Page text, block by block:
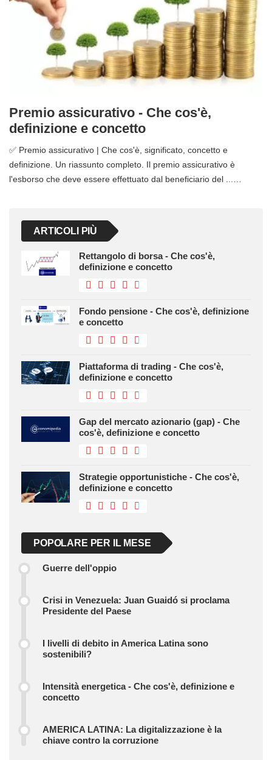
Premio assicurativo - Che cos'è,
definizione e concetto
✅ Premio assicurativo | Che cos'è, significato, concetto e
definizione. Un riassunto completo. Il premio assicurativo è
l'esborso che deve essere effettuato dal beneficiario del ...…
ARTICOLI PIÙ
Rettangolo di borsa - Che cos'è,
definizione e concetto
Fondo pensione - Che cos'è, definizione
e concetto
Piattaforma di trading - Che cos'è,
definizione e concetto
Gap del mercato azionario (gap) - Che
cos'è, definizione e concetto
Strategie opportunistiche - Che cos'è,
definizione e concetto
POPOLARE PER IL MESE
Guerre dell'oppio
Crisi in Venezuela: Juan Guaidó si proclama
Presidente del Paese
I livelli di debito in America Latina sono
sostenibili?
Intensità energetica - Che cos'è, definizione e
concetto
AMERICA LATINA: La digitalizzazione è la
chiave contro la corruzione